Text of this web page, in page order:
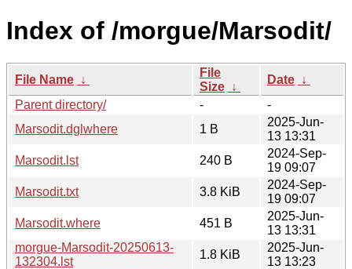
Index of /morgue/Marsodit/
File Name ↓
File
Size ↓
Date ↓
Parent directory/
-
-
Marsodit.dglwhere
1 B
2025-Jun-
13 13:31
Marsodit.lst
240 B
2024-Sep-
19 09:07
Marsodit.txt
3.8 KiB
2024-Sep-
19 09:07
Marsodit.where
451 B
2025-Jun-
13 13:31
morgue-Marsodit-20250613-
132304.lst
1.8 KiB
2025-Jun-
13 13:23